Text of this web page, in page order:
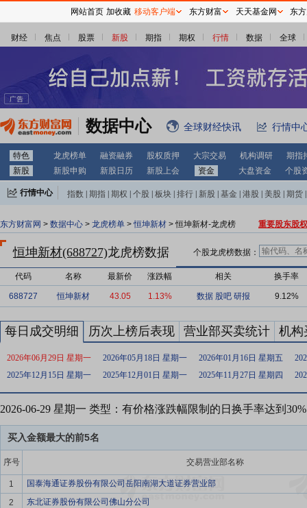
财经 焦点 股票 新股 期指 期权 行情 数据 全球
数据中心 全球财经快讯 行情中
特色 龙虎榜单 融资融券 股权质押 大宗交易 机构调研
期指
新股
新股申购 新股日历 新股上会 资金 大盘资金 个股
行情中心 指数 期指 期权 个股 板块 排行 新股 基金 港股 美股 期货
东方财富网 > 数据中心 > 龙虎榜单 >恒坤新材 > 恒坤新材-龙虎榜 重要股东股
恒坤新材(688727)龙虎榜数据 个股龙虎榜数据：
代码 名称 最新价 涨跌幅 相关 换手率
688727 恒坤新材 43.05 1.13% 数据 股吧 研报 9.12%
每日成交明细 历次上榜后表现 营业部买卖统计 机构
2026年06月29日 星期一 2026年05月18日 星期一 2026年01月16日 星期五
2025年12月15日 星期一
2025年12月01日 星期一 2025年11月27日 星期四
2026-06-29 星期一 类型：有价格涨跌幅限制的日换手率达到
买入金额最大的前5名
序号 交易营业部名称
1
国泰海通证券股份有限公司岳阳南湖大道证券营业部
2
东北证券股份有限公司佛山分公司
网站首页 加收藏 移动客户端 东方财富 天天基金网 东